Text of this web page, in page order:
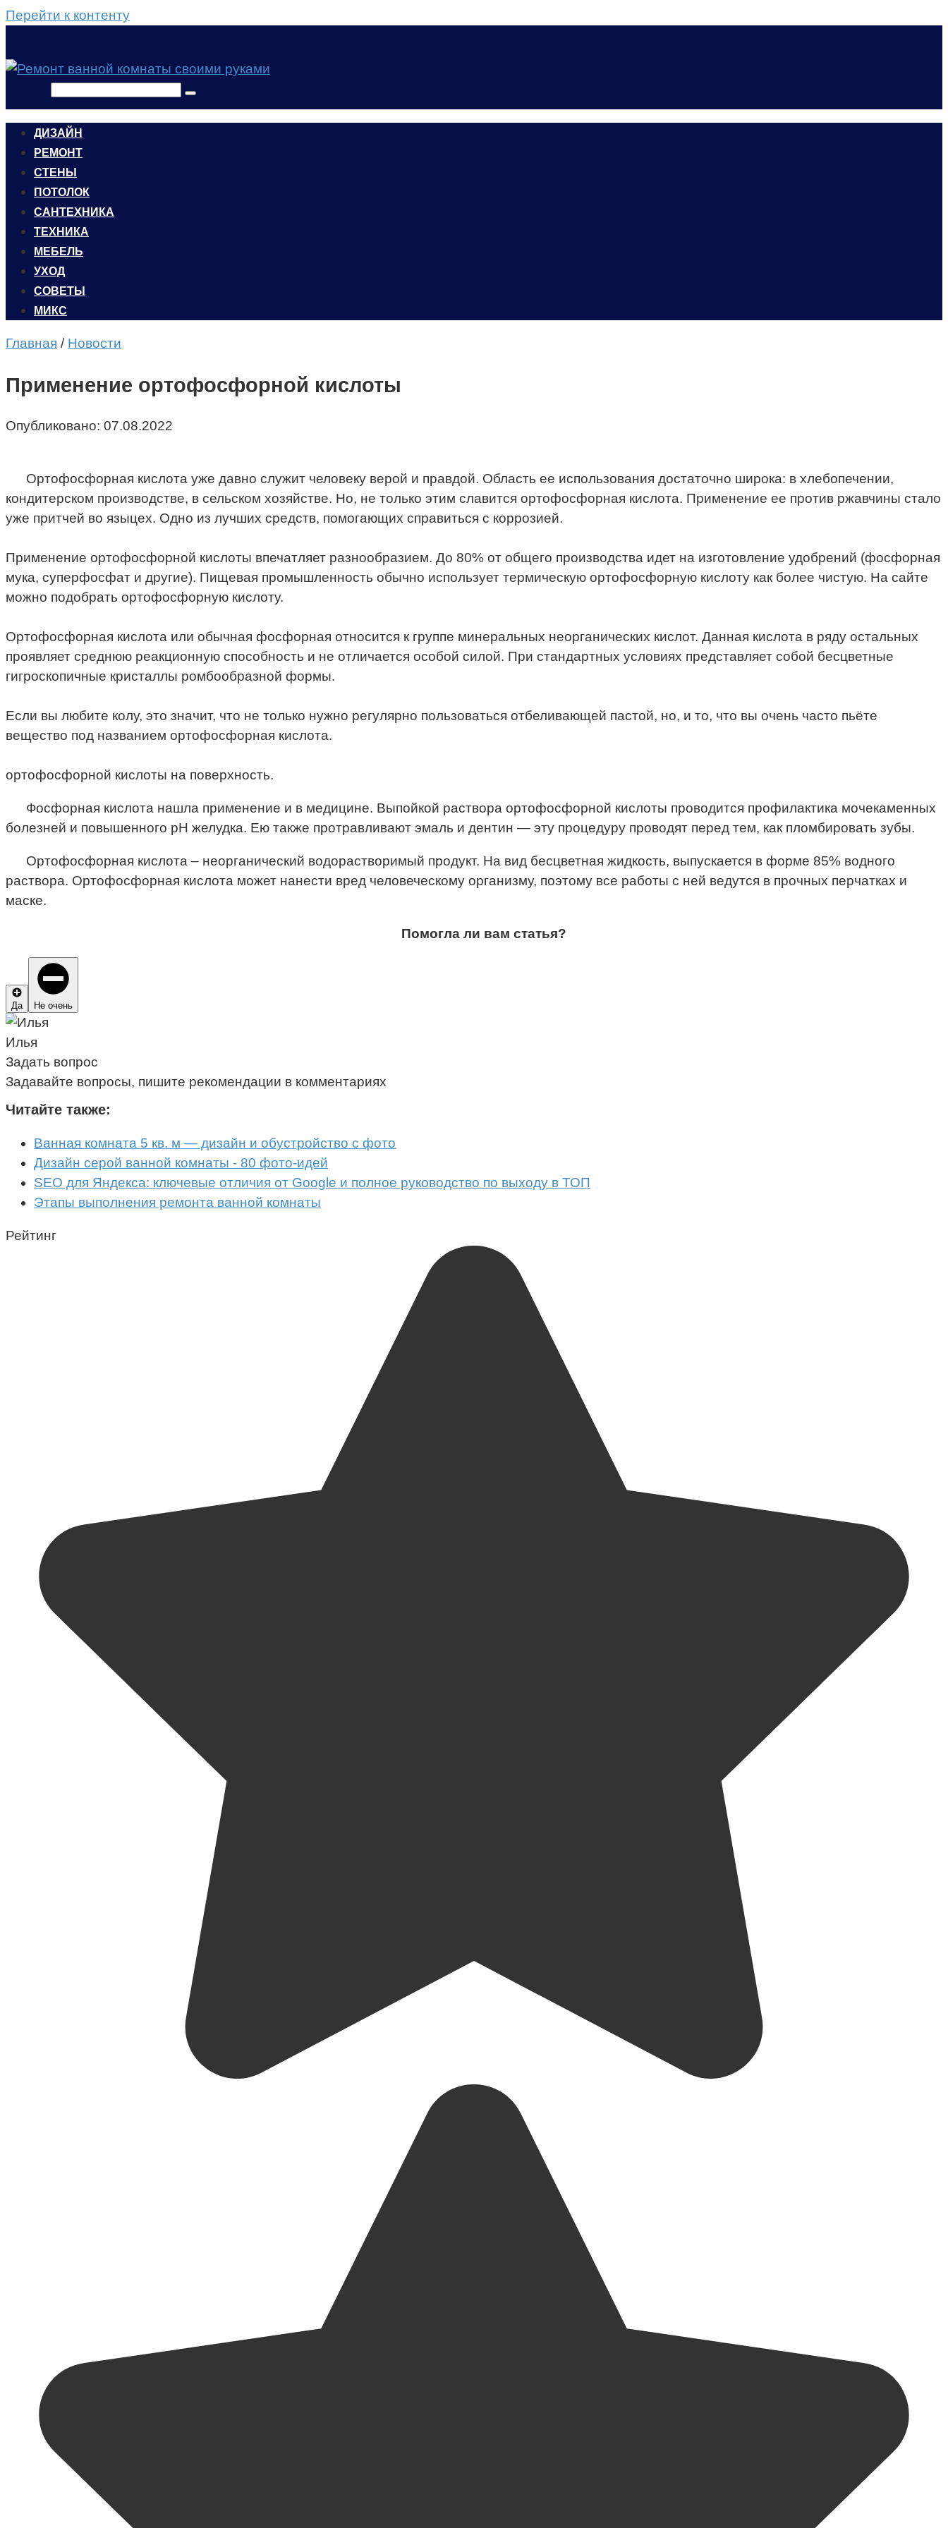
Перейти к контенту
ДИЗАЙН
РЕМОНТ
СТЕНЫ
ПОТОЛОК
САНТЕХНИКА
ТЕХНИКА
МЕБЕЛЬ
УХОД
CОВЕТЫ
МИКС
Главная / Новости
Применение ортофосфорной кислоты
Опубликовано: 07.08.2022
Ортофосфорная кислота уже давно служит человеку верой и правдой. Область ее использования достаточно широка: в хлебопечении,
кондитерском производстве, в сельском хозяйстве. Но, не только этим славится ортофосфорная кислота. Применение ее против ржавчины стало
уже притчей во языцех. Одно из лучших средств, помогающих справиться с коррозией.
Применение ортофосфорной кислоты впечатляет разнообразием. До 80% от общего производства идет на изготовление удобрений (фосфорная
мука, суперфосфат и другие). Пищевая промышленность обычно использует термическую ортофосфорную кислоту как более чистую. На сайте
можно подобрать ортофосфорную кислоту.
Ортофосфорная кислота или обычная фосфорная относится к группе минеральных неорганических кислот. Данная кислота в ряду остальных
проявляет среднюю реакционную способность и не отличается особой силой. При стандартных условиях представляет собой бесцветные
гигроскопичные кристаллы ромбообразной формы.
Если вы любите колу, это значит, что не только нужно регулярно пользоваться отбеливающей пастой, но, и то, что вы очень часто пьёте
вещество под названием ортофосфорная кислота.
ортофосфорной кислоты на поверхность.
Фосфорная кислота нашла применение и в медицине. Выпойкой раствора ортофосфорной кислоты проводится профилактика мочекаменных
болезней и повышенного рН желудка. Ею также протравливают эмаль и дентин — эту процедуру проводят перед тем, как пломбировать зубы.
Ортофосфорная кислота – неорганический водорастворимый продукт. На вид бесцветная жидкость, выпускается в форме 85% водного
раствора. Ортофосфорная кислота может нанести вред человеческому организму, поэтому все работы с ней ведутся в прочных перчатках и
маске.
Помогла ли вам статья?
Да Не очень
Илья
Задать вопрос
Задавайте вопросы, пишите рекомендации в комментариях
Читайте также:
Ванная комната 5 кв. м — дизайн и обустройство с фото
Дизайн серой ванной комнаты - 80 фото-идей
SEO для Яндекса: ключевые отличия от Google и полное руководство по выходу в ТОП
Этапы выполнения ремонта ванной комнаты
Рейтинг